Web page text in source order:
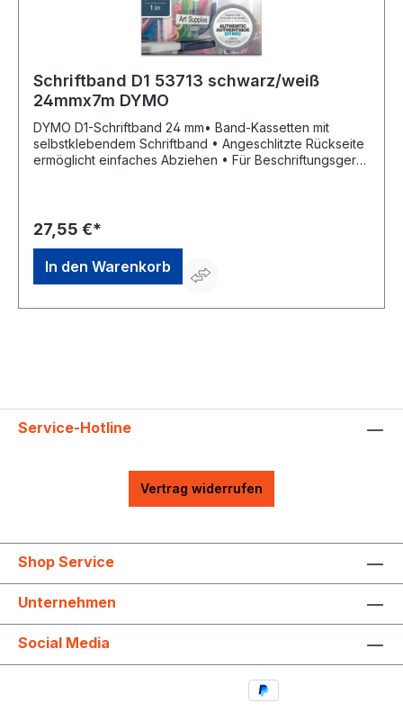
Schriftband D1 53713 schwarz/weiß
24mmx7m DYMO
DYMO D1-Schriftband 24 mm• Band-Kassetten mit
selbstklebendem Schriftband • Angeschlitzte Rückseite
ermöglicht einfaches Abziehen • Für Beschriftungsgerät
5000.Hersteller: Newell Brands, Albert-Einstein-Ring 17,
22761 Hamburg, DE, +49 40 85550,
contigoeurope@newellco.com
27,55 €*
In den Warenkorb
Service-Hotline
Vertrag widerrufen
Shop Service
Unternehmen
Social Media